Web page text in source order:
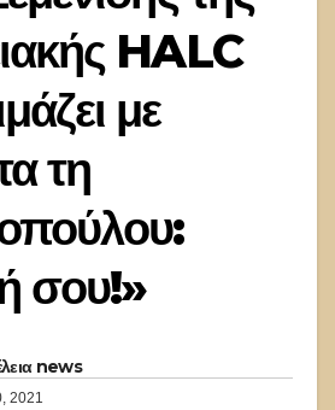
HALC
με
τη
σου!»
news
2021